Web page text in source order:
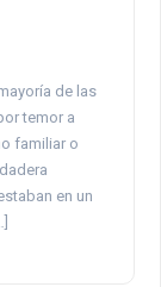
de las
temor a
familiar o
en un